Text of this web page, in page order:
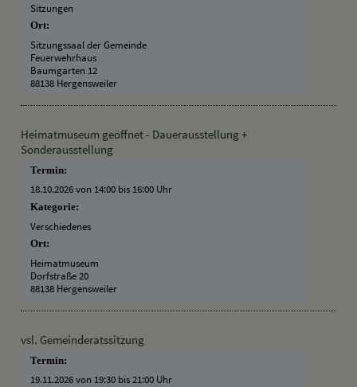
Sitzungen
Ort:
Sitzungssaal der Gemeinde
Feuerwehrhaus
Baumgarten 12
88138 Hergensweiler
Heimatmuseum geöffnet - Dauerausstellung +
Sonderausstellung
Termin:
18.10.2026 von 14:00 bis 16:00 Uhr
Kategorie:
Verschiedenes
Ort:
Heimatmuseum
Dorfstraße 20
88138 Hergensweiler
vsl. Gemeinderatssitzung
Termin:
19.11.2026 von 19:30 bis 21:00 Uhr